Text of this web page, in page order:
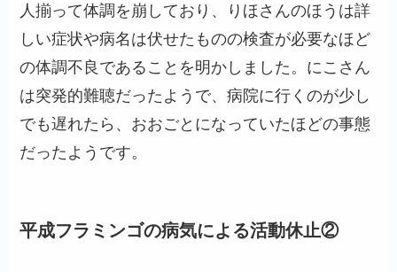
人揃って体調を崩しており、りほさんのほうは詳
しい症状や病名は伏せたものの検査が必要なほど
の体調不良であることを明かしました。にこさん
は突発的難聴だったようで、病院に行くのが少し
でも遅れたら、おおごとになっていたほどの事態
だったようです。
平成フラミンゴの病気による活動休止②